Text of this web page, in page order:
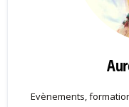
Evènements,